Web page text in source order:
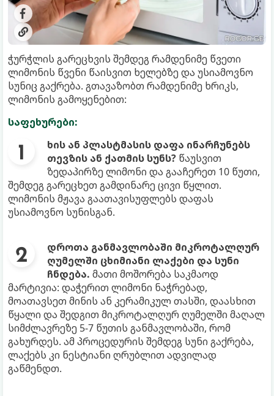
ჭურჭლის გარეცხვის შემდეგ რამდენიმე წვეთი
ლიმონის წვენი წაისვით ხელებზე და უსიამოვნო
სუნიც გაქრება. გთავაზობთ რამდენიმე ხრიკს,
ლიმონის გამოყენებით:
საფეხურები:
ხის ან პლასტმასის დაფა ინარჩუნებს
თევზის ან ქათმის სუნს? წაუსვით
ზედაპირზე ლიმონი და გააჩერეთ 10 წუთი,
შემდეგ გარეცხეთ გამდინარე ცივი წყლით.
ლიმონის მჟავა გაათავისუფლებს დაფას
უსიამოვნო სუნისგან.
დროთა განმავლობაში მიკროტალღურ
ღუმელში ცხიმიანი ლაქები და სუნი
ჩნდება. მათი მოშორება საკმაოდ
მარტივია: დაჭერით ლიმონი ნაჭრებად,
მოათავსეთ მინის ან კერამიკულ თასში, დაასხით
წყალი და შედგით მიკროტალღურ ღუმელში მაღალ
სიმძლავრეზე 5-7 წუთის განმავლობაში, რომ
გახურდეს. ამ პროცედურის შემდეგ სუნი გაქრება,
ლაქებს კი ნესტიანი ღრუბლით ადვილად
გაწმენდთ.